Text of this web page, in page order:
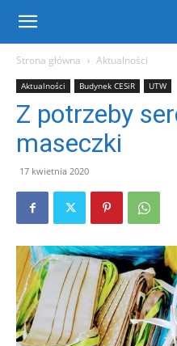
Centrum
Sportu
Rekreacji
Strona główna Aktualności
Aktualności Budynek CESiR UTW
Z potrzeby
maseczki
17 kwietnia 2020